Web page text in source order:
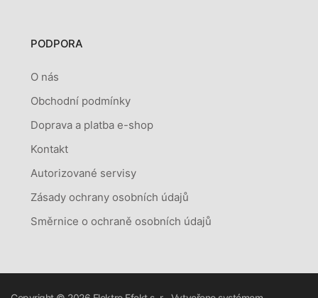
PODPORA
O nás
Obchodní podmínky
Doprava a platba e-shop
Kontakt
Autorizované servisy
Zásady ochrany osobních údajů
Směrnice o ochraně osobních údajů